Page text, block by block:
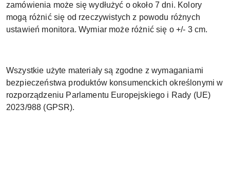
zamówienia może się wydłużyć o około 7 dni. Kolory
mogą różnić się od rzeczywistych z powodu różnych
ustawień monitora. Wymiar może różnić się o +/- 3 cm.
Wszystkie użyte materiały są zgodne z wymaganiami
bezpieczeństwa produktów konsumenckich określonymi w
rozporządzeniu Parlamentu Europejskiego i Rady (UE)
2023/988 (GPSR).